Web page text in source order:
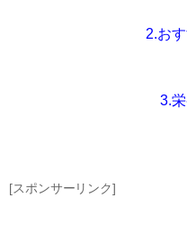
2.お
3.
[スポンサーリンク]